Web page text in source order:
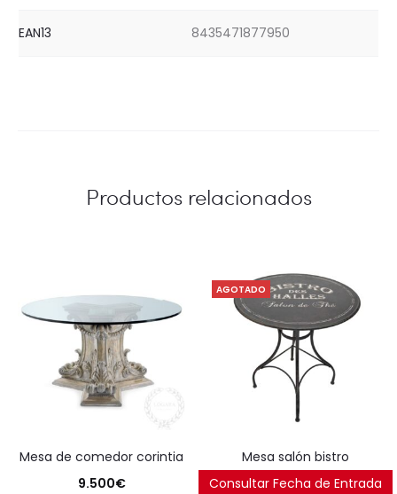
EAN13 8435471877950
Productos relacionados
mesa de comedor corintia
9.500€
AGOTADO
mesa salón bistro
250€
Consultar Fecha de Entrada